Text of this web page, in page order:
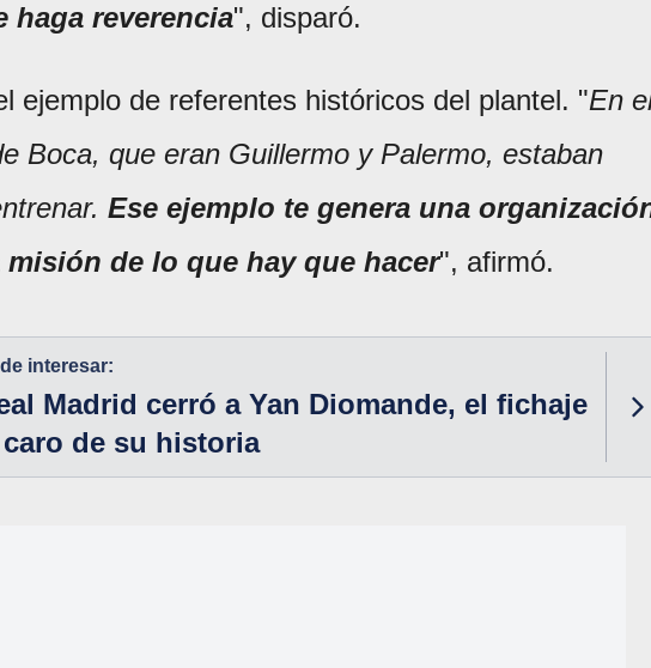
haga reverencia", disparó.
ejemplo de referentes históricos del plantel. "En
Boca, que eran Guillermo y Palermo, estaban
Ese ejemplo te genera una
de lo que hay que hacer", afirmó.
interesar:
Madrid cerró a Yan Diomande, el fichaje
caro de su historia